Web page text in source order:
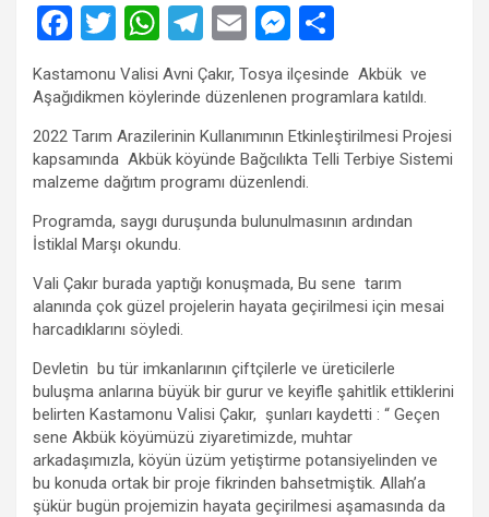
F
ce
b
o
o
k
T
wi
tt
er
W
h
at
s
A
p
p
T
el
e
gr
a
m
E
m
ail
M
es
se
n
g
er
h
ar
e
Kastamonu Valisi Avni Çakır, Tosya ilçesinde Akbük ve
Aşağıdikmen köylerinde düzenlenen programlara katıldı.
2022 Tarım Arazilerinin Kullanımının Etkinleştirilmesi Projesi
kapsamında Akbük köyünde Bağcılıkta Telli Terbiye Sistemi
malzeme dağıtım programı düzenlendi.
Programda, saygı duruşunda bulunulmasının ardından
İstiklal Marşı okundu.
Vali Çakır burada yaptığı konuşmada, Bu sene tarım
alanında çok güzel projelerin hayata geçirilmesi için mesai
harcadıklarını söyledi.
Devletin bu tür imkanlarının çiftçilerle ve üreticilerle
buluşma anlarına büyük bir gurur ve keyifle şahitlik ettiklerini
belirten Kastamonu Valisi Çakır, şunları kaydetti : “ Geçen
sene Akbük köyümüzü ziyaretimizde, muhtar
arkadaşımızla, köyün üzüm yetiştirme potansiyelinden ve
bu konuda ortak bir proje fikrinden bahsetmiştik. Allah’a
şükür bugün projemizin hayata geçirilmesi aşamasında da